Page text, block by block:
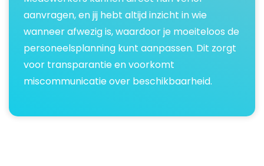
aanvragen, en jij hebt altijd inzicht in wie
wanneer afwezig is, waardoor je moeiteloos de
personeelsplanning kunt aanpassen. Dit zorgt
voor transparantie en voorkomt
miscommunicatie over beschikbaarheid.